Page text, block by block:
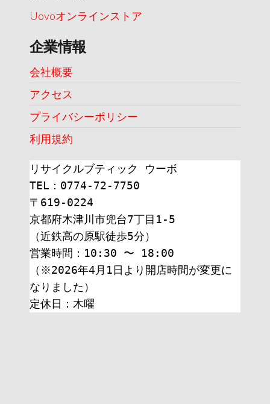
Uovoオンラインストア
企業情報
会社概要
アクセス
プライバシーポリシー
利用規約
リサイクルブティック ウーボ
TEL：0774-72-7750
〒619-0224
京都府木津川市兜台7丁目1-5
（近鉄高の原駅徒歩5分）
営業時間：10:30 〜 18:00
（※2026年4月1日より開店時間が変更に
なりました）
定休日：木曜